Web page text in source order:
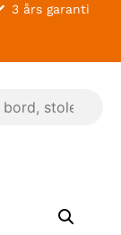
3 års garanti